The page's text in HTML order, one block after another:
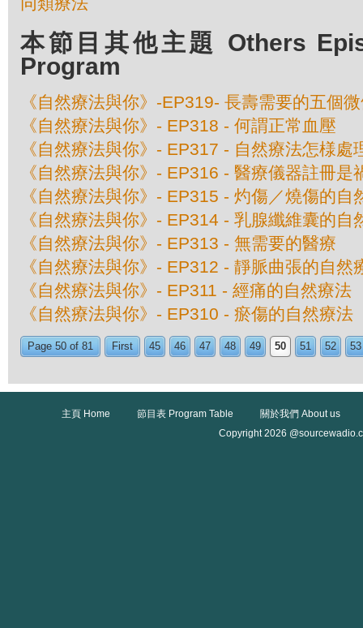
本節目其他主題 Others
Program
《自然療法與你》-EP319- 長壽需要的五個
《自然療法與你》- EP318 - 何謂正常血壓
《自然療法與你》- EP317 - 自然療法怎様處
《自然療法與你》- EP316 - 醫療儀器註冊是
《自然療法與你》- EP315 - 灼傷／燒傷的自
《自然療法與你》- EP314 - 乳腺纖維囊的自
《自然療法與你》- EP313 - 無需要的醫療
《自然療法與你》- EP312 - 靜脈曲張的自然
《自然療法與你》- EP311 - 經痛的自然療法
《自然療法與你》- EP310 - 瘀傷的自然療法
Page 50 of 81 First 45 46 47 48 49 50 51 52 53
主頁 Home 節目表 Program Table
關於我們 About us
Copyright 2026